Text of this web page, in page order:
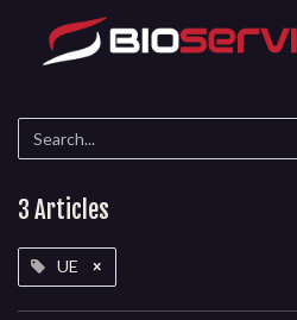
3 Articles
UE ×